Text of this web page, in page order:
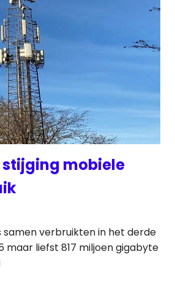
stijging mobiele
samen verbruikten in het derde
maar liefst 817 miljoen gigabyte